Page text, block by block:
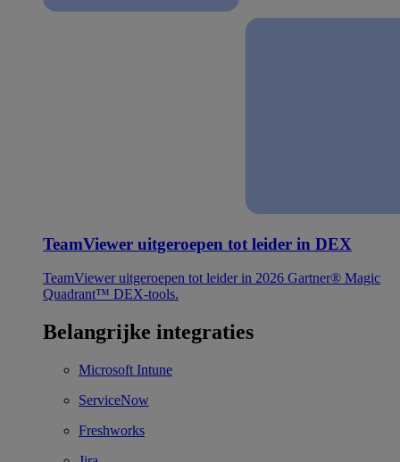
TeamViewer uitgeroepen tot leider in DEX
TeamViewer uitgeroepen tot leider in 2026 Gartner® Magic
Quadrant™ DEX-tools.
Belangrijke integraties
Microsoft Intune
ServiceNow
Freshworks